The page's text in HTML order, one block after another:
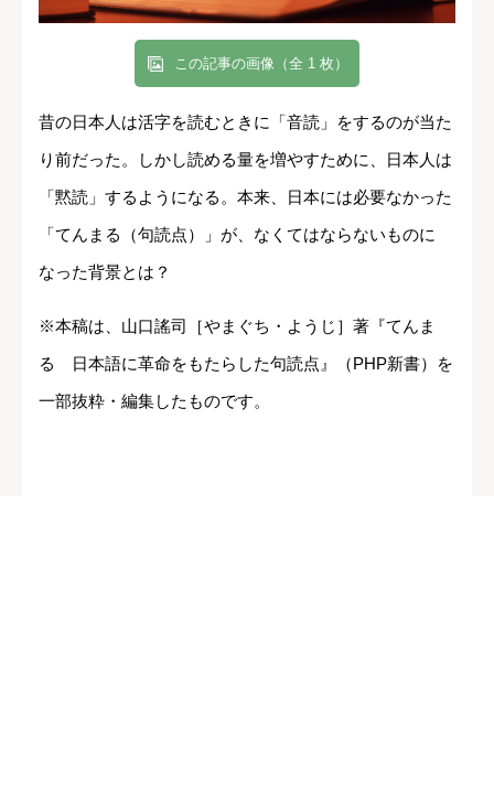
この記事の画像（全 1 枚）
昔の日本人は活字を読むときに「音読」をするのが当た
り前だった。しかし読める量を増やすために、日本人は
「黙読」するようになる。本来、日本には必要なかった
「てんまる（句読点）」が、なくてはならないものに
なった背景とは？
※本稿は、山口謠司［やまぐち・ようじ］著『てんま
る 日本語に革命をもたらした句読点』（PHP新書）を
一部抜粋・編集したものです。